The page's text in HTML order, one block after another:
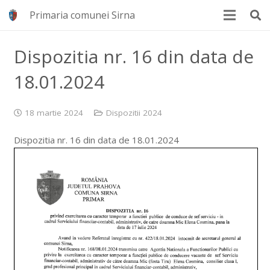
Primaria comunei Sirna
Dispozitia nr. 16 din data de
18.01.2024
18 martie 2024 Dispozitii 2024
Dispozitia nr. 16 din data de 18.01.2024